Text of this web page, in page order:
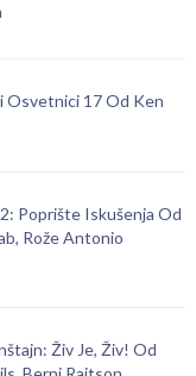
Osvetnici 17 Od Ken
Poprište Iskušenja Od
Rože Antonio
Živ Je, Živ! Od